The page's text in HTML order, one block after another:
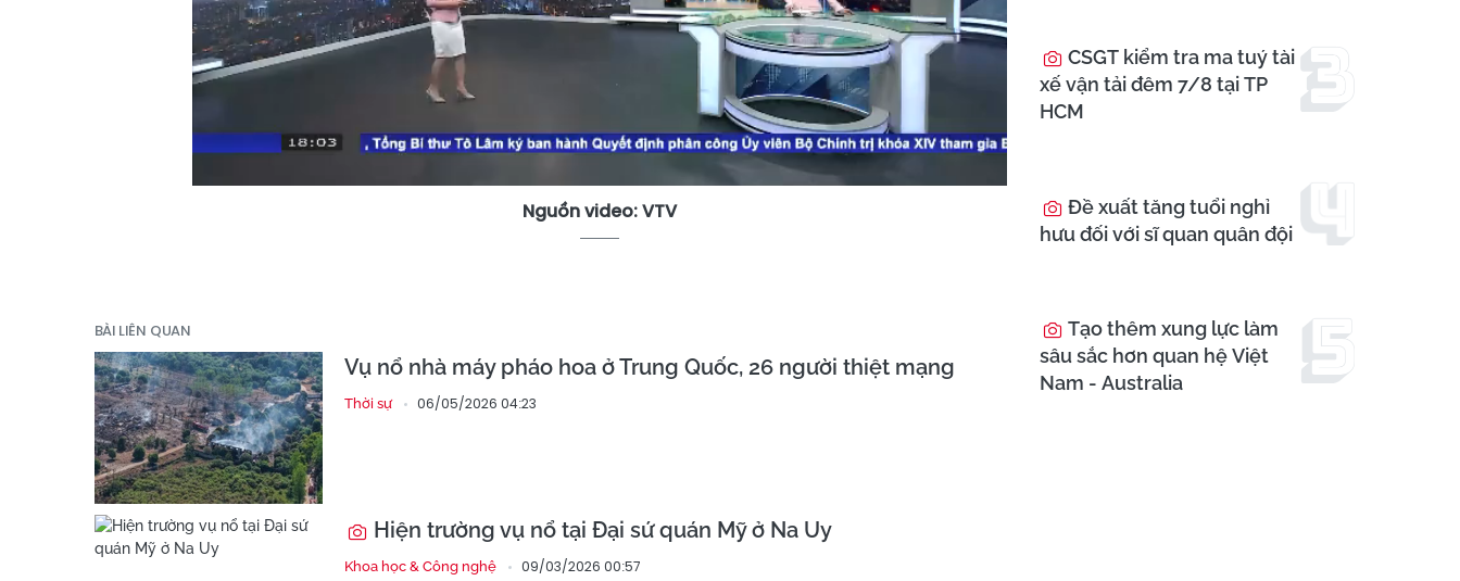
Video
Nguồn video: VTV
BÀI LIÊN QUAN
Vụ nổ nhà máy pháo hoa ở Trung Quốc, 26 người thiệt mạng
Thời sự 06/05/2026 04:23
Hiện trường vụ nổ tại Đại sứ quán Mỹ ở Na Uy
Khoa học & Công nghệ 09/03/2026 00:57
CSGT kiểm tra ma tuý tài
xế vận tải đêm 7/8 tại TP
HCM
Đề xuất tăng tuổi nghỉ
hưu đối với sĩ quan quân đội
Tạo thêm xung lực làm
sâu sắc hơn quan hệ Việt
Nam - Australia